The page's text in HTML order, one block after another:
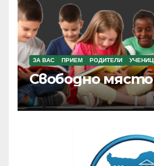
ЗА ВАС ПРИЕМ РОДИТЕЛИ
Свободно място